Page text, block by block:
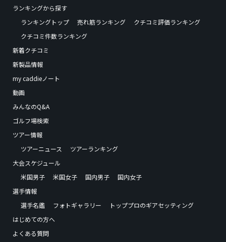
ランキングから探す
ランキングトップ
売れ筋ランキング
クチコミ評価ランキング
クチコミ件数ランキング
新着クチコミ
新製品情報
my caddieノート
動画
みんなのQ&A
ゴルフ場検索
ツアー情報
ツアーニュース
ツアーランキング
大会スケジュール
米国男子
米国女子 国内男子
国内女子
選手情報
選手名鑑
フォトギャラリー
トッププロのギアセッティング
はじめての方へ
よくある質問